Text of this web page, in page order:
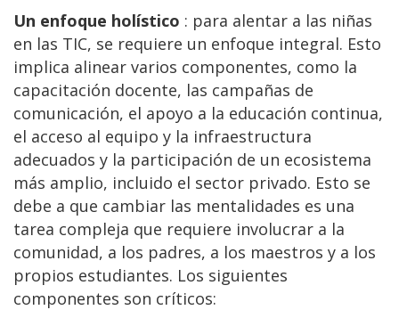
Un enfoque holístico : para alentar a las niñas
en las TIC, se requiere un enfoque integral. Esto
implica alinear varios componentes, como la
capacitación docente, las campañas de
comunicación, el apoyo a la educación continua,
el acceso al equipo y la infraestructura
adecuados y la participación de un ecosistema
más amplio, incluido el sector privado. Esto se
debe a que cambiar las mentalidades es una
tarea compleja que requiere involucrar a la
comunidad, a los padres, a los maestros y a los
propios estudiantes. Los siguientes
componentes son críticos: